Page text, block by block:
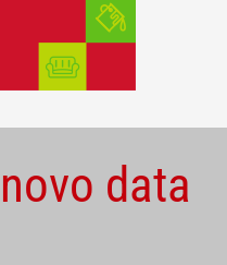
data